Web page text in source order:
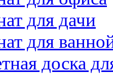
для дачи
для
доска